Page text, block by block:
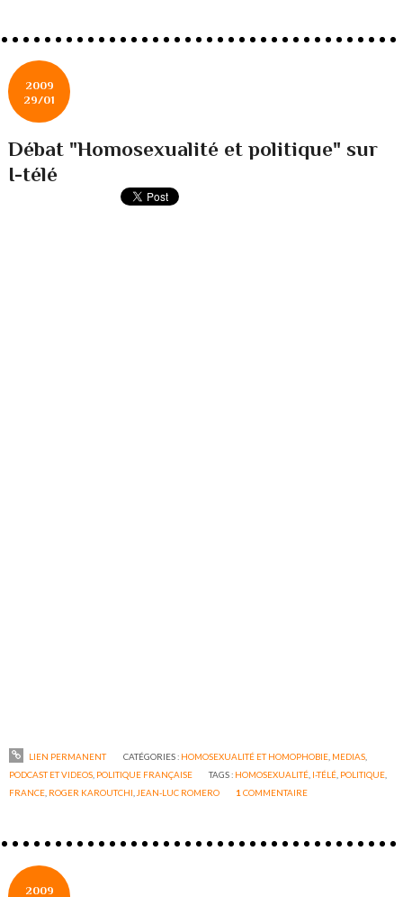
2009
29/01
Débat "Homosexualité et politique" sur
I-télé
LIEN PERMANENT CATÉGORIES : HOMOSEXUALITÉ ET HOMOPHOBIE, MEDIAS,
PODCAST ET VIDEOS POLITIQUE FRANÇAISE TAGS : HOMOSEXUALITÉ I-TÉLÉ POLITIQUE
FRANCE ROGER KAROUTCHI JEAN-LUC ROMERO 1 COMMENTAIRE
2009